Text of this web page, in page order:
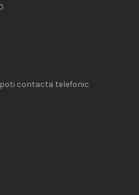
poti contacta telefonic